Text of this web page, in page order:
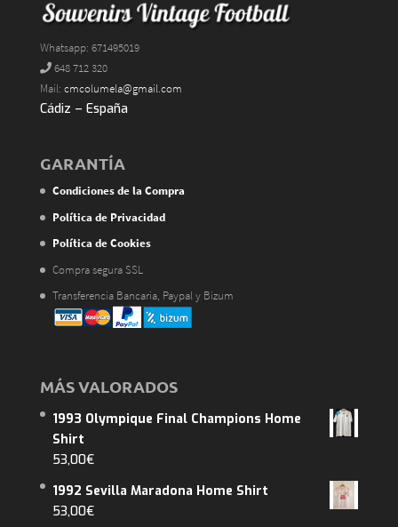
Whatsapp: 671495019
648 712 320
Mail: cmcolumela@gmail.com
Cádiz – España
GARANTÍA
Condiciones de la Compra
Política de Privacidad
Política de Cookies
Compra segura SSL
Transferencia Bancaria, Paypal y Bizum
MÁS VALORADOS
1993 Olympique Final Champions Home
Shirt
53,00€
1992 Sevilla Maradona Home Shirt
53,00€